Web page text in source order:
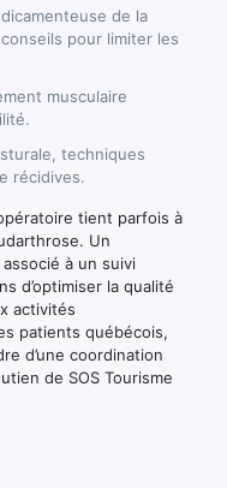
de la
pour limiter les
musculaire
techniques
récidives.
tient parfois à
Un
à un suivi
d’optimiser la qualité
activités
patients québécois,
d’une coordination
de SOS Tourisme